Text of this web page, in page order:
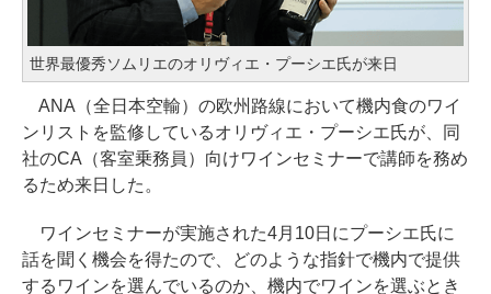
世界最優秀ソムリエのオリヴィエ・プーシエ氏が来日
ANA（全日本空輸）の欧州路線において機内食のワイ
ンリストを監修しているオリヴィエ・プーシエ氏が、同
社のCA（客室乗務員）向けワインセミナーで講師を務め
るため来日した。
ワインセミナーが実施された4月10日にプーシエ氏に
話を聞く機会を得たので、どのような指針で機内で提供
するワインを選んでいるのか、機内でワインを選ぶとき